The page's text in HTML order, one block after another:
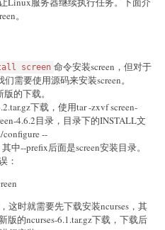
。
screen 命令安装screen，但对于
需要使用源码来安装screen。
的下载。
下载，使用tar -zxvf screen-
4.6.2目录，目录下的INSTALL文
--
中--prefix后面是screen安装目录。
：
这时就需要先下载安装ncurses，其
的ncurses-6.1.tar.gz下载，下载后